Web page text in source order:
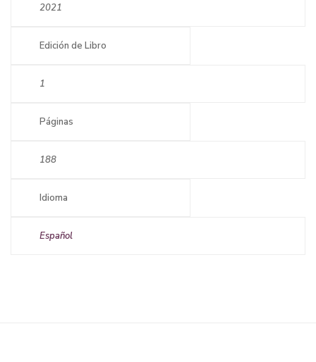
2021
Edición de Libro
1
Páginas
188
Idioma
Español